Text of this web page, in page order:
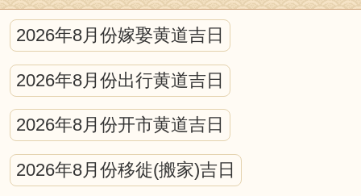
种编算天文年历的工作。它包括中国古代
天文学的许多重要内容，是古代科学观察
和研究的结晶。
宇宙中日、月、星辰的互动，对人可
产生什么影响，古今学者都认为，所有的
宇宙运动都会不同程度的作用于地球生
2026年8月份嫁娶黄道吉日
2026年8月份出行黄道吉日
2026年8月份开市黄道吉日
2026年8月份移徙(搬家)吉日